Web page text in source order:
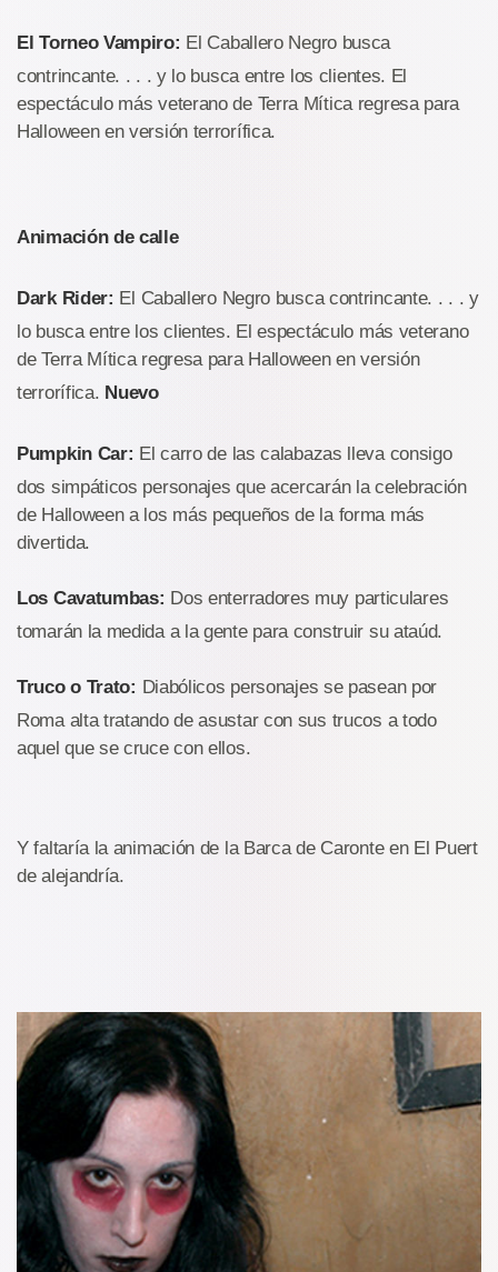
El Torneo Vampiro: El Caballero Negro busca
contrincante. . . . y lo busca entre los clientes. El
espectáculo más veterano de Terra Mítica regresa para
Halloween en versión terrorífica.
Animación de calle
Dark Rider: El Caballero Negro busca contrincante. . . . y
lo busca entre los clientes. El espectáculo más veterano
de Terra Mítica regresa para Halloween en versión
terrorífica. Nuevo
Pumpkin Car: El carro de las calabazas lleva consigo
dos simpáticos personajes que acercarán la celebración
de Halloween a los más pequeños de la forma más
divertida.
Los Cavatumbas: Dos enterradores muy particulares
tomarán la medida a la gente para construir su ataúd.
Truco o Trato: Diabólicos personajes se pasean por
Roma alta tratando de asustar con sus trucos a todo
aquel que se cruce con ellos.
Y faltaría la animación de la Barca de Caronte en El Puert
de alejandría.